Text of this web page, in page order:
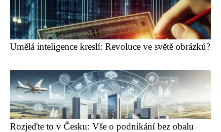
Umělá inteligence kreslí: Revoluce ve světě obrázků?
Rozjeďte to v Česku: Vše o podnikání bez obalu